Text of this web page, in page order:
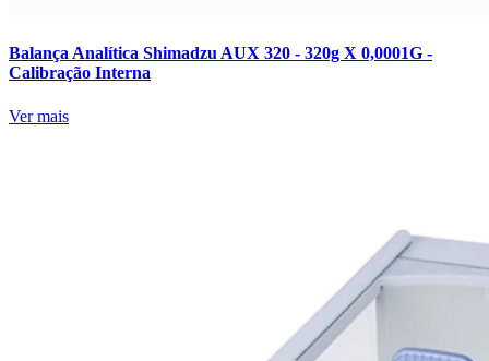
Balança Analítica Shimadzu AUX 320 - 320g X 0,0001G -
Calibração Interna
Ver mais